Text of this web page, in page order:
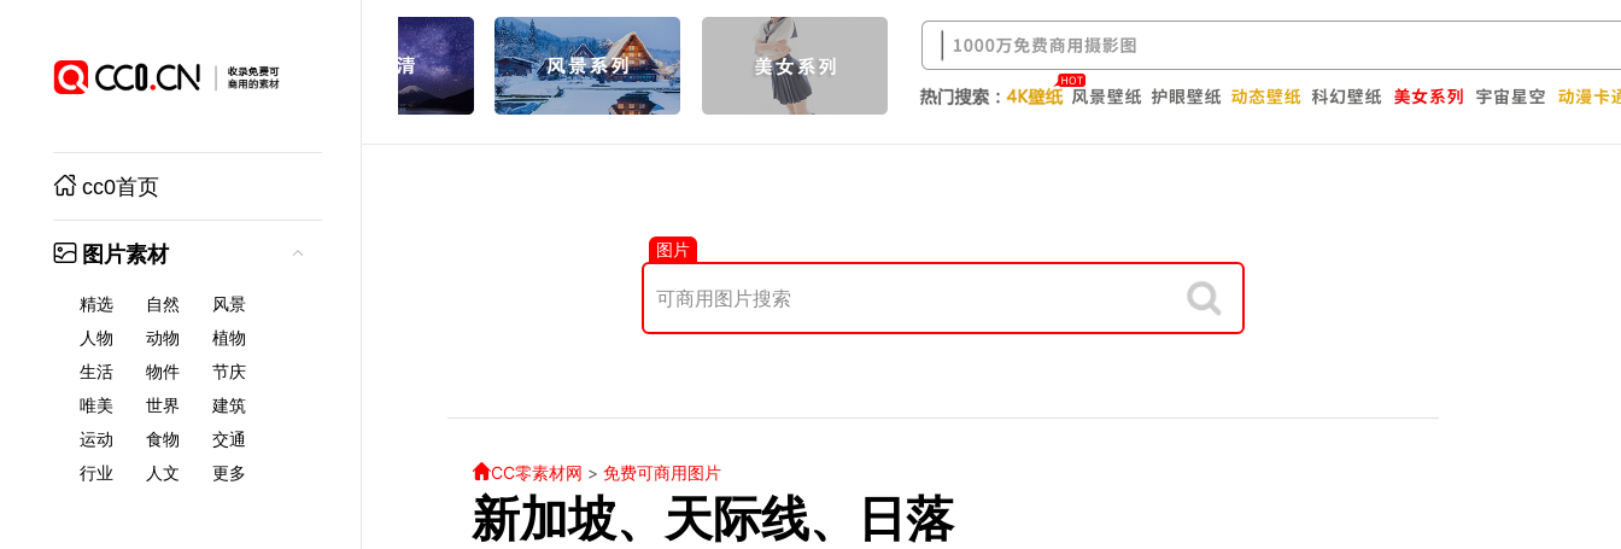
cc0首页
图片素材
精选 自然
风景
人物
动物
植物
生活
物件
节庆
唯美
世界
建筑
运动
食物
交通
行业
人文 更多
图片
CC零素材网 > 免费可商用图片
新加坡、天际线、日落